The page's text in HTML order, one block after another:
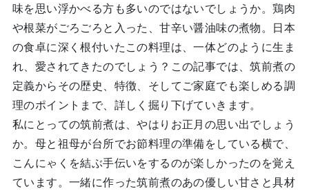
味を思い浮かべる方も多いのではないでしょうか。鶏肉
や根菜がごろごろと入った、甘辛い醤油味の煮物。日本
の食卓に深く根付いたこの料理は、一体どのように生ま
れ、愛されてきたのでしょう？この記事では、筑前煮の
定義からその歴史、特徴、そしてご家庭でも楽しめる調
理のポイントまで、詳しく掘り下げていきます。
私にとっての筑前煮は、やはりお正月の思い出でしょう
か。母と祖母が台所でお節料理の準備をしている横で、
こんにゃくを結ぶ手伝いをするのが楽しかったのを覚え
ています。一緒に作った筑前煮のあの優しい甘さと具材